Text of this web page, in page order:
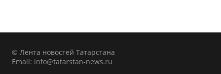
© Лента новостей Татарстана
Email: info@tatarstan-news.ru